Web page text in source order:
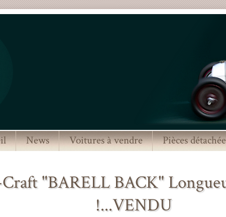
News Voitures à vendre Pièces
"BARELL BACK"
!...VENDU